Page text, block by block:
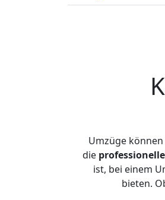
Umzüge
die
ist, bei einem
bieten.